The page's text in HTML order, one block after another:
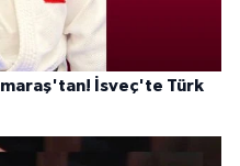
İsveç'te Türk